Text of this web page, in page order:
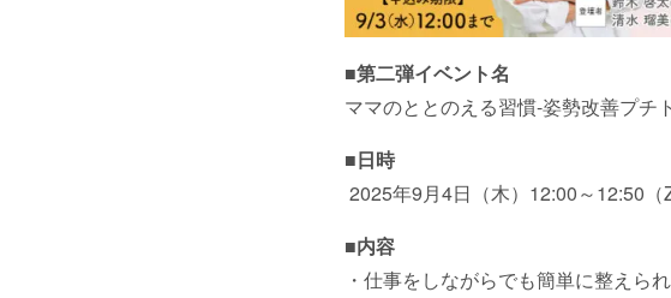
■第二弾イベント名
ママのととのえる習慣-姿勢改善プチ
■日時
2025年9月4日（木）12:00～12:50（
■内容
・仕事をしながらでも簡単に整えら